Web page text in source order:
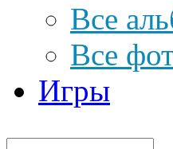
Все
Все
Игры